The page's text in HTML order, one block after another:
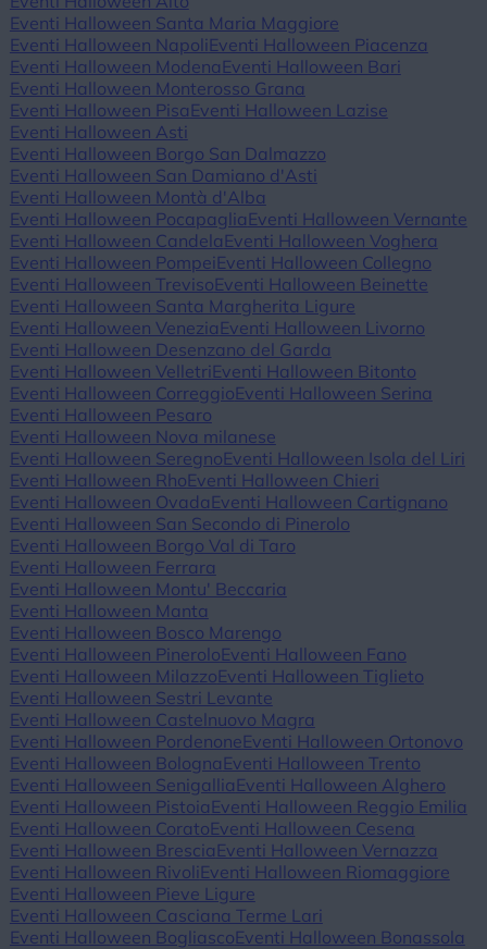
Eventi Halloween Santa Maria Maggiore
Eventi Halloween NapoliEventi Halloween Piacenza
Eventi Halloween Modena Eventi Halloween Bari
Eventi Halloween Monterosso Grana
Eventi Halloween Pisa Eventi Halloween Lazise
Eventi Halloween Asti
Eventi Halloween Borgo San Dalmazzo
Eventi Halloween San Damiano d'Asti
Eventi Halloween Montà d'Alba
Eventi Halloween Pocapaglia Eventi Halloween Vernante
Eventi Halloween Candela Eventi Halloween Voghera
Eventi Halloween PompeiEventi Halloween Collegno
Eventi Halloween TrevisoEventi Halloween Beinette
Eventi Halloween Santa Margherita Ligure
Eventi Halloween Venezia Eventi Halloween Livorno
Eventi Halloween Desenzano del Garda
Eventi Halloween VelletriEventi Halloween Bitonto
Eventi Halloween CorreggioEventi Halloween Serina
Eventi Halloween Pesaro
Eventi Halloween Nova milanese
Eventi Halloween SeregnoEventi Halloween Isola del Liri
Eventi Halloween RhoEventi Halloween Chieri
Eventi Halloween Ovada Eventi Halloween Cartignano
Eventi Halloween San Secondo di Pinerolo
Eventi Halloween Borgo Val di Taro
Eventi Halloween Ferrara
Eventi Halloween Montu' Beccaria
Eventi Halloween Manta
Eventi Halloween Bosco Marengo
Eventi Halloween PineroloEventi Halloween Fano
Eventi Halloween MilazzoEventi Halloween Tiglieto
Eventi Halloween Sestri Levante
Eventi Halloween Castelnuovo Magra
Eventi Halloween PordenoneEventi Halloween Ortonovo
Eventi Halloween Bologna Eventi Halloween Trento
Eventi Halloween Senigallia Eventi Halloween Alghero
Eventi Halloween Pistoia Eventi Halloween Reggio Emilia
Eventi Halloween CoratoEventi Halloween Cesena
Eventi Halloween Brescia Eventi Halloween Vernazza
Eventi Halloween RivoliEventi Halloween Riomaggiore
Eventi Halloween Pieve Ligure
Eventi Halloween Casciana Terme Lari
Eventi Halloween BogliascoEventi Halloween Bonassola